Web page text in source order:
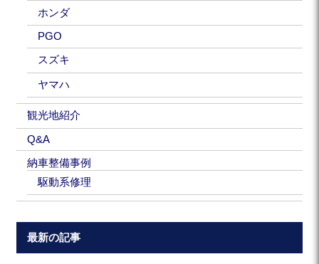
ホンダ
PGO
スズキ
ヤマハ
観光地紹介
Q&A
納車整備事例
駆動系修理
最新の記事